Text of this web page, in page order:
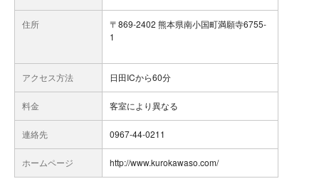
住所
〒869-2402 熊本県南小国町満願寺6755-
1
アクセス方法 日田ICから60分
料金 客室により異なる
連絡先 0967-44-0211
ホームページ http://www.kurokawaso.com/